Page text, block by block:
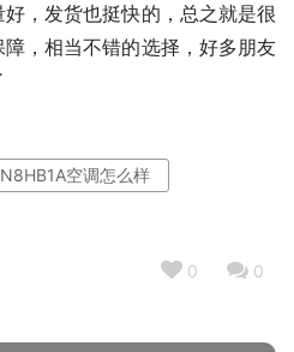
，发货也挺快的，总之就是很
，相当不错的选择，好多朋友
空调怎么样
0 0